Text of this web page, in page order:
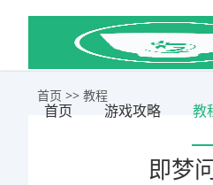
首页 游戏攻略 教
首页 >> 教程
即梦